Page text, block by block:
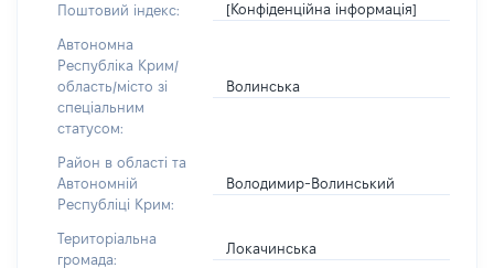
Поштовий індекс: [Конфіденційна інформація]
Автономна
Республіка Крим/
область/місто зі
спеціальним
статусом:
Волинська
Район в області та
Автономній
Республіці Крим:
Володимир-Волинський
Територіальна
громада:
Локачинська